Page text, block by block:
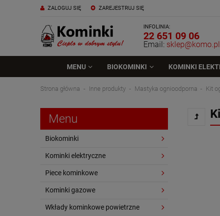
ZAREJESTRUJ SIĘ
ZALOGUJ SIĘ
INFOLINIA:
22 651 09 06
Email: sklep@komo.pl
MENU BIOKOMINKI KOMINKI
Strona główna Inne produkty Mastyka ognioodporna Kit
Menu
Biokominki
Kominki elektryczne
Piece kominkowe
Kominki gazowe
Wkłady kominkowe powietrzne